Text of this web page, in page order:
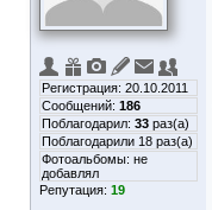
Регистрация: 20.10.2011
Сообщений: 186
Поблагодарил: 33 раз(а)
Поблагодарили 18 раз(а)
Фотоальбомы: не
добавлял
Репутация: 19